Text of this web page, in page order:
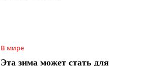
В мире
Эта зима может стать для